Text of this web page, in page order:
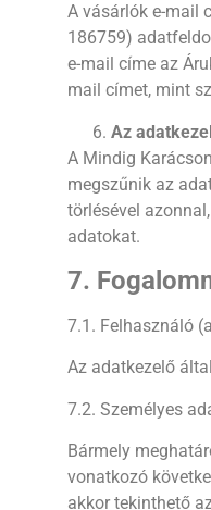
A vásárlók e-mail
186759)
e-mail címe az
mail címet, mint
Az
A Mindig
megszűnik az
törlésével
adatokat.
7.
7.1. Felhasználó
Az adatkezelő
7.2. Személyes
Bármely
vonatkozó
akkor tekinthető